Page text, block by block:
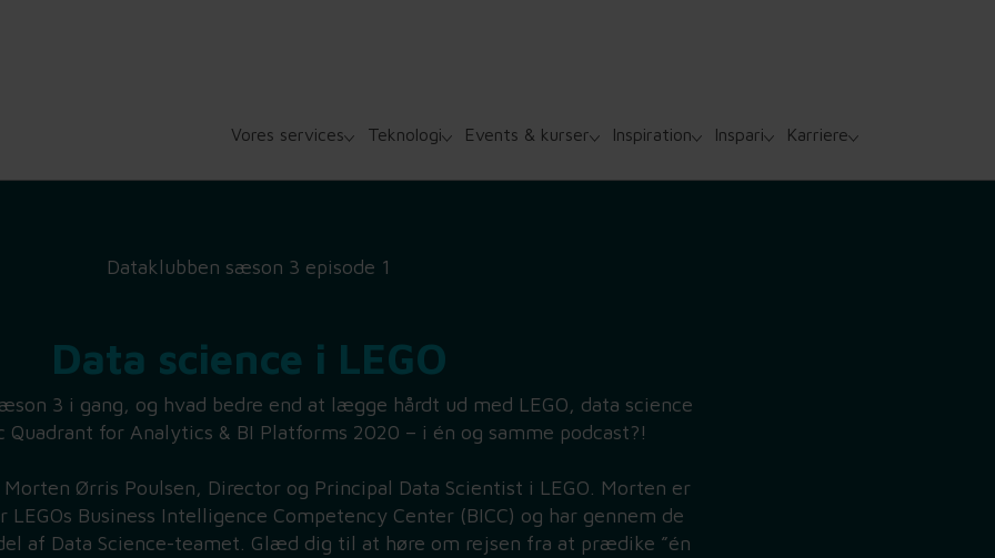
Vores services Teknologi Events & kurser Inspiration Inspari Karriere
Dataklubben sæson 3 episode 1
Data science i LEGO
3 i gang, og hvad bedre end at lægge hårdt ud med LEGO, data science
Quadrant for Analytics & BI Platforms 2020 – i én og samme podcast?!
Ørris Poulsen, Director og Principal Data Scientist i LEGO. Morten er
Business Intelligence Competency Center (BICC) og har gennem de
af Data Science-teamet. Glæd dig til at høre om rejsen fra at prædike ”én